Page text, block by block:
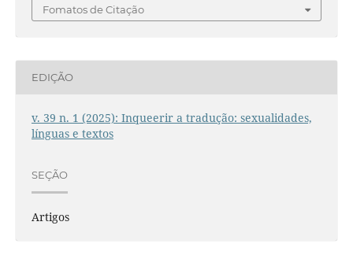
Fomatos de Citação
EDIÇÃO
v. 39 n. 1 (2025): Inqueerir a tradução: sexualidades,
línguas e textos
SEÇÃO
Artigos